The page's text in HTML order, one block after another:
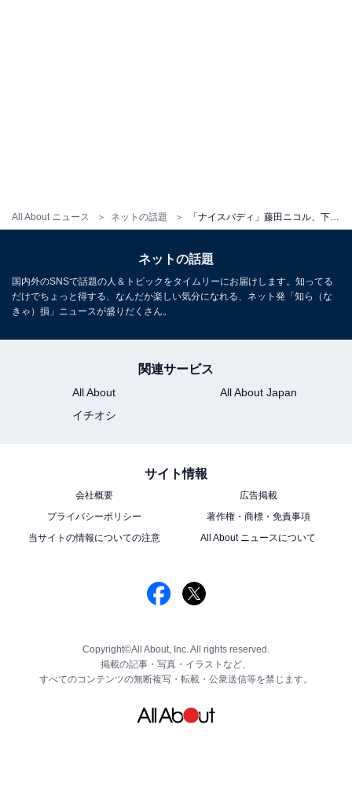
All About ニュース ネットの話題
ネットの話題
国内外のSNSで話題の人＆トピックをタイムリーにお届けします。知ってる
だけでちょっと得する、なんだか楽しい気分になれる、ネット発「知ら（な
きゃ）損」ニュースが盛りだくさん。
関連サービス
All About
All About Japan
イチオシ
サイト情報
会社概要
広告掲載
プライバシーポリシー
著作権・商標・免責事項
当サイトの情報についての注意
All About ニュースについて
Copyright©All About, Inc. All rights reserved.
掲載の記事・写真・イラストなど、
すべてのコンテンツの無断複写・転載・公衆送信等を禁じます。